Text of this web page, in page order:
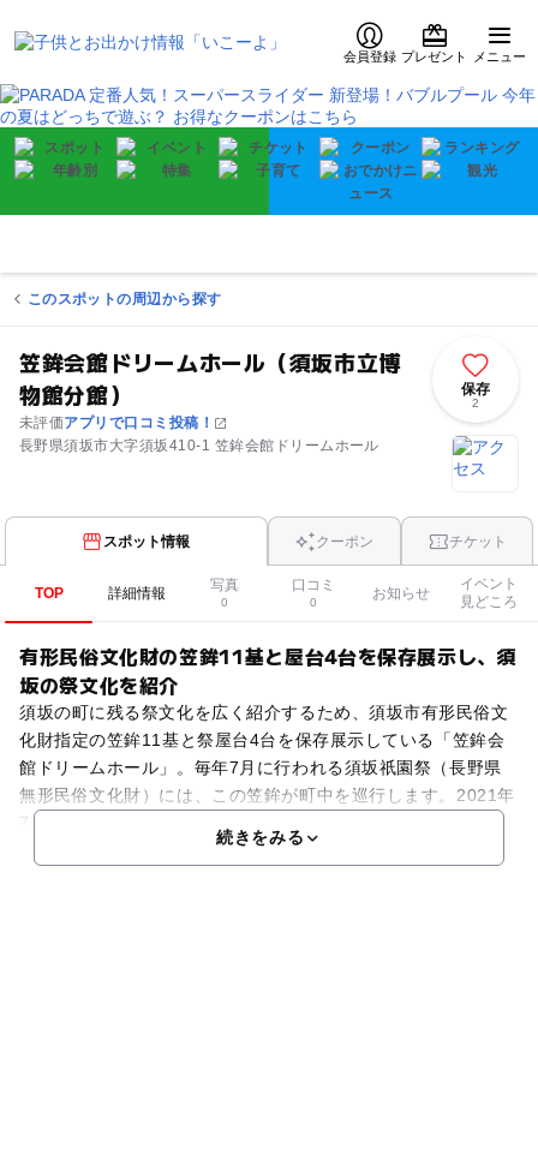
会員登録 プレゼント メニュー
このスポットの周辺から探す
笠鉾会館ドリームホール（須坂市立博
物館分館）
未評価アプリで口コミ投稿！
長野県須坂市大字須坂410-1 笠鉾会館ドリームホール
保存
2
スポット情報 クーポン チケット
TOP 詳細情報 写真
0
口コミ
0
お知らせ
イベント
見どころ
有形民俗文化財の笠鉾11基と屋台4台を保存展示し、須
坂の祭文化を紹介
須坂の町に残る祭文化を広く紹介するため、須坂市有形民俗文
化財指定の笠鉾11基と祭屋台4台を保存展示している「笠鉾会
館ドリームホール」。毎年7月に行われる須坂祇園祭（長野県
無形民俗文化財）には、この笠鉾が町中を巡行します。2021年
7月、須坂市立博物館の分館としてリニューアルしまし
続きをみる